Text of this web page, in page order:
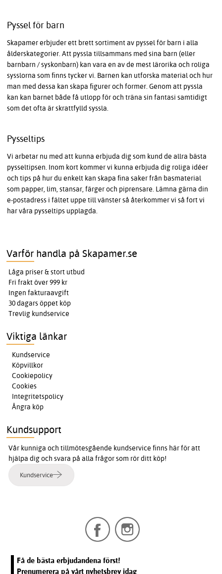
Pyssel för barn
Skapamer erbjuder ett brett sortiment av pyssel för barn i alla
ålderskategorier. Att pyssla tillsammans med sina barn (eller
barnbarn / syskonbarn) kan vara en av de mest lärorika och roliga
sysslorna som finns tycker vi. Barnen kan utforska material och hur
man med dessa kan skapa figurer och former. Genom att pyssla
kan kan barnet både få utlopp för och träna sin fantasi samtidigt
som det ofta är skrattfylld syssla.
Pysseltips
Vi arbetar nu med att kunna erbjuda dig som kund de allra bästa
pysseltipsen. Inom kort kommer vi kunna erbjuda dig roliga idéer
och tips på hur du enkelt kan skapa fina saker från basmaterial
som papper, lim, stansar, färger och piprensare. Lämna gärna din
e-postadress i fältet uppe till vänster så återkommer vi så fort vi
har våra pysseltips upplagda.
Varför handla på Skapamer.se
Låga priser & stort utbud
Fri frakt över 999 kr
Ingen fakturaavgift
30 dagars öppet köp
Trevlig kundservice
Viktiga länkar
Kundservice
Köpvillkor
Cookiepolicy
Cookies
Integritetspolicy
Ångra köp
Kundsupport
Vår kunniga och tillmötesgående kundservice finns här för att
hjälpa dig och svara på alla frågor som rör ditt köp!
Kundservice
Få de bästa erbjudandena först!
Prenumerera på vårt nyhetsbrev idag